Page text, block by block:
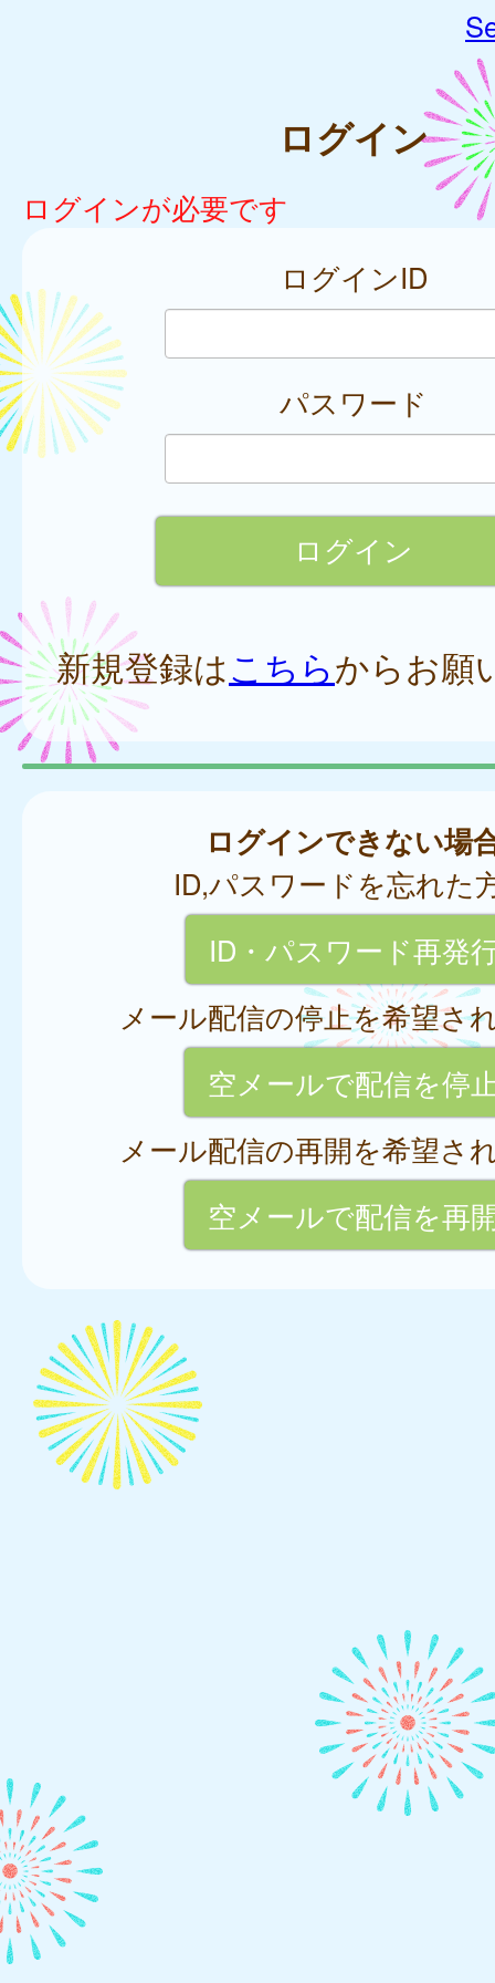
ログイン
ログインが必要です
ログインID
パスワード
新規登録はこちらからお願
ログインできない場
ID,パスワードを忘れた
ID・パスワード再発
メール配信の停止を希望さ
空メールで配信を停
メール配信の再開を希望さ
空メールで配信を再